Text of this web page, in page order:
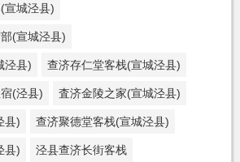
宣城泾县)
(宣城泾县)
泾县) 查济存仁堂客栈(宣城泾县)
(泾县) 査济金陵之家(宣城泾县)
县) 查济聚德堂客栈(宣城泾县)
县) 泾县查济长街客栈